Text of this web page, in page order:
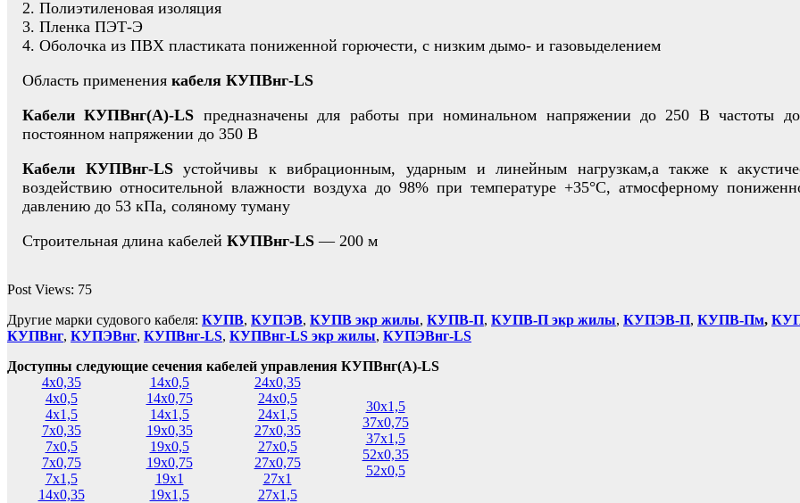
2. Полиэтиленовая изоляция
3. Пленка ПЭТ-Э
4. Оболочка из ПВХ пластиката пониженной горючести, с низким дымо- и газовыделением
Область применения кабеля КУПВнг-LS
Кабели КУПВнг(А)-LS предназначены для работы при номинальном напряжении до 250 В частоты
постоянном напряжении до 350 В
Кабели КУПВнг-LSустойчивы к вибрационным, ударным и линейным нагрузкам,а также к
воздействию относительной влажности воздуха до 98% при температуре +35°С, атмосферному
давлению до 53 кПа, соляному туману
Строительная длина кабелей КУПВнг-LS — 200 м
Post Views: 75
Другие марки судового кабеля: КУПВ, КУПЭВ, КУПВ экр жилы, КУПВ-П, КУПВ-П экр жилы, КУПЭВ-П, КУПВ-Пм,
КУПВнг, КУПЭВнг, КУПВнг-LS, КУПВнг-LS экр жилы, КУПЭВнг-LS
Доступны следующие сечения кабелей управления КУПВнг(А)-LS
4х0,35
4х0,5
4х1,5
7х0,35
7х0,5
7х0,75
7х1,5
14х0,35
14х0,5
14х0,75
14х1,5
19х0,35
19х0,5
19х0,75
19х1
19х1,5
24х0,35
24х0,5
24х1,5
27х0,35
27х0,5
27х0,75
27х1
27х1,5
30х1,5
37х0,75
37х1,5
52х0,35
52х0,5